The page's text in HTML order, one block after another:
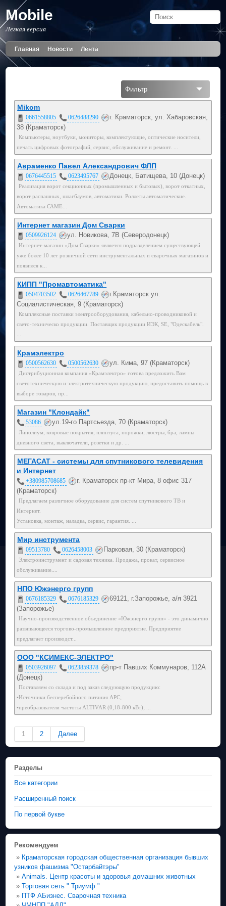
Mobile
Легкая версия
Главная Новости Лента
Фильтр
050
067
095
099
Mikom
0661558805 0626488290
г. Краматорск, ул. Хабаровская,
38 (Краматорск)
Компьютеры, ноутбуки, мониторы, комплектующие, оптические носители,
печать цифровых фотографий, сервис, обслуживание и ремонт. ...
Авраменко Павел Александрович ФЛП
0676445515 0623495767 Донецк, Батищева, 10 (Донецк)
Реализация ворот секционных (промышленных и бытовых), ворот откатных,
ворот распашных, шлагбаумов, автоматики. Роллеты автоматические.
Автоматика САМЕ...
Интернет магазин Дом Сварки
0509926124 ул. Новикова, 7В (Северодонецк)
Интернет-магазин «Дом Сварки» является подразделением существующей
уже более 10 лет розничной сети инструментальных и сварочных магазинов и
появился к...
КИПП "Промавтоматика"
0504703502 0626467789
г.Краматорск ул.
Социалистическая, 9 (Краматорск)
Комплексные поставки электрооборудования, кабельно-проводниковой и
свето-техническо продукции. Поставщик продукции ИЭК, SE, "Одескабель".
Крамэлектро
0500562630 0500562630 ул. Кима, 97 (Краматорск)
Дистрибуционная компания «Крамэлектро» готова предложить Вам
светотехническую и электротехническую продукцию, предоставить помощь в
выборе товаров, пр...
Магазин "Клондайк"
53086 ул.19-го Партсьезда, 70 (Краматорск)
Линолиум, ковровые покрытия, плинтуса, порожки, люстры, бра, лампы
дневного света, выключатели, розетки и др. ...
МЕГАСАТ - системы для спутникового телевидения
и Интернет
+380985708685
г. Краматорск пр-кт Мира, 8 офис 317
(Краматорск)
Предлагаем различное оборудование для систем спутникового ТВ и
Интернет.
Установка, монтаж, наладка, сервис, гарантия. ...
Мир инструмента
09513780 0626458003 Парковая, 30 (Краматорск)
Электроинструмент и садовая техника. Продажа, прокат, сервисное
обслуживание....
НПО Южэнерго групп
0676185329 0676185329
69121, г.Запорожье, а/я 3921
(Запорожье)
Научно-производственное объединение «Южэнерго групп» - это динамично
развивающееся торгово-промышленное предприятие. Предприятие
предлагает производст...
ООО "КСИМЕКС-ЭЛЕКТРО"
0503926097 0623859378
пр-т Павших Коммунаров, 112А
(Донецк)
Поставляем со склада и под заказ следующую продукцию:
•Источники бесперебойного питания APC;
•преобразователи частоты ALTIVAR (0,18-800 кВт); ...
1 2 Далее
Разделы
Все категории
Расширенный поиск
По первой букве
Рекомендуем
» Краматорская городская общественная организация бывших
узников фашизма "Остарбайтэры"
»Animals. Центр красоты и здоровья домашних животных
»Торговая сеть " Триумф "
» ПТФ АБизнес. Сварочная техника